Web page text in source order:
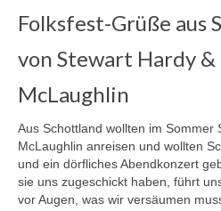
Folksfest-Grüße aus
von Stewart Hardy &
McLaughlin
Aus Schottland wollten im Sommer
McLaughlin anreisen und wollten
und ein dörfliches Abendkonzert
sie uns zugeschickt haben, führt
vor Augen, was wir versäumen